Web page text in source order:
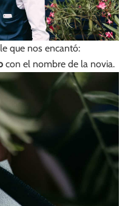
que nos encantó:
con el nombre de la novia.